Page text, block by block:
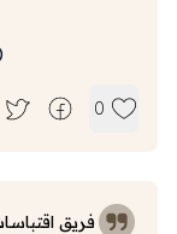
0
فريق